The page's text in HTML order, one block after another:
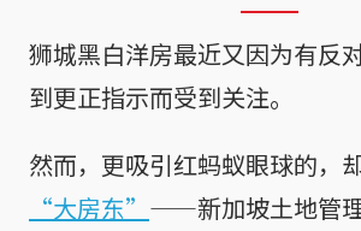
狮城黑白洋房最近又因为有反
到更正指示而受到关注。
然而，更吸引红蚂蚁眼球的，
“大房东” ——新加坡土地管